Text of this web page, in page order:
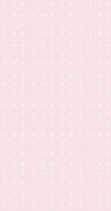
Minőségi